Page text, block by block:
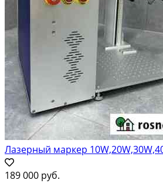
Лазерный маркер
189 000 руб.